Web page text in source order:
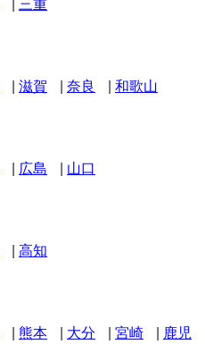
三重
滋賀 奈良 和歌山
広島 山口
高知
熊本 大分 宮崎 鹿児